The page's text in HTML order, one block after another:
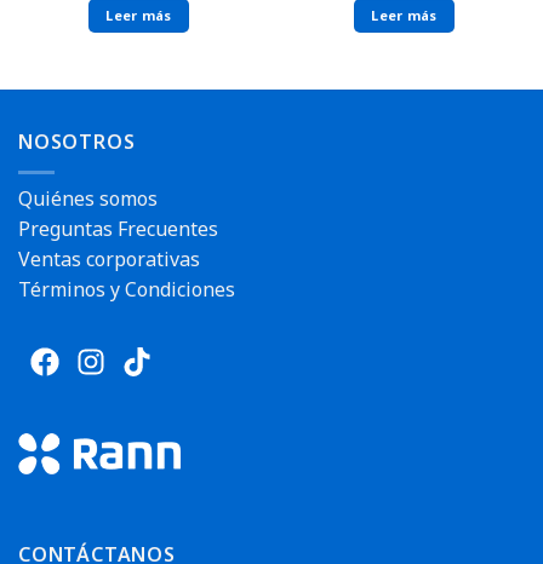
Reserva disponible
Envío rápido
Leer más Leer más
NOSOTROS
Quiénes somos
Preguntas Frecuentes
Ventas corporativas
Términos y Condiciones
CONTÁCTANOS